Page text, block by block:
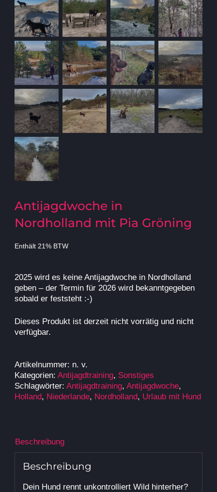
Antijagdwoche in
Nordholland mit Pia Gröning
Enthält 21% BTW
2025 wird es keine Antijagdwoche in Nordholland
geben – der Termin für 2026 wird bekanntgegeben
sobald er feststeht :-)
Dieses Produkt ist derzeit nicht vorrätig und nicht
verfügbar.
Artikelnummer: n. v.
Kategorien: Antijagdtraining, Sonstiges
Schlagwörter: Antijagdtraining, Antijagdwoche,
Holland, Niederlande, Nordholland, Urlaub mit Hund
Beschreibung
Beschreibung
Dein Hund rennt unkontrolliert Wild hinterher?